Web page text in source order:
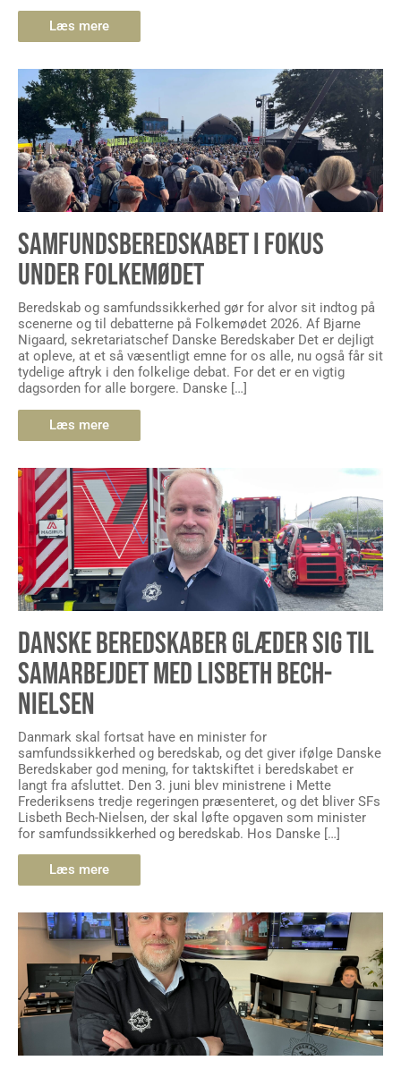
Læs mere
SAMFUNDSBEREDSKABET I FOKUS
UNDER FOLKEMØDET
Beredskab og samfundssikkerhed gør for alvor sit indtog på
scenerne og til debatterne på Folkemødet 2026. Af Bjarne
Nigaard, sekretariatschef Danske Beredskaber Det er dejligt
at opleve, at et så væsentligt emne for os alle, nu også får sit
tydelige aftryk i den folkelige debat. For det er en vigtig
dagsorden for alle borgere. Danske […]
Læs mere
DANSKE BEREDSKABER GLÆDER SIG TIL
SAMARBEJDET MED LISBETH BECH-
NIELSEN
Danmark skal fortsat have en minister for
samfundssikkerhed og beredskab, og det giver ifølge Danske
Beredskaber god mening, for taktskiftet i beredskabet er
langt fra afsluttet. Den 3. juni blev ministrene i Mette
Frederiksens tredje regeringen præsenteret, og det bliver SFs
Lisbeth Bech-Nielsen, der skal løfte opgaven som minister
for samfundssikkerhed og beredskab. Hos Danske […]
Læs mere